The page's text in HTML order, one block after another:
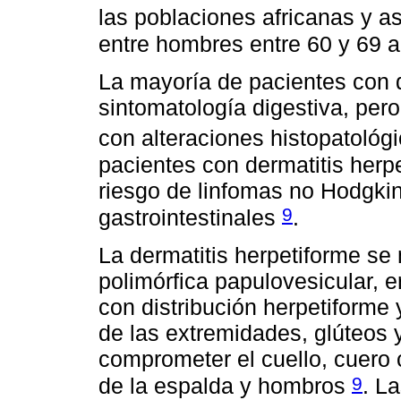
las poblaciones africanas y
entre hombres entre 60 y 69
La mayoría de pacientes con
sintomatología digestiva,
con alteraciones
pacientes con dermatitis
riesgo de linfomas no
gastrointestinales 9.
La dermatitis herpetiforme
polimórfica papulovesicular,
con distribución
de las extremidades, glúteos
comprometer el cuello,
de la espalda y hombros 9.